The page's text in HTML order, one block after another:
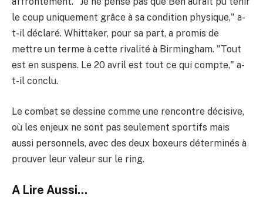
le coup uniquement grâce à sa condition physique," a-
t-il déclaré. Whittaker, pour sa part, a promis de
mettre un terme à cette rivalité à Birmingham. "Tout
est en suspens. Le 20 avril est tout ce qui compte," a-
t-il conclu.
Le combat se dessine comme une rencontre décisive,
où les enjeux ne sont pas seulement sportifs mais
aussi personnels, avec des deux boxeurs déterminés à
prouver leur valeur sur le ring.
A Lire Aussi...